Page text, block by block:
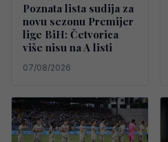
Poznata lista sudija za
novu sezonu Premijer
lige BiH: Četvorica
više nisu na A listi
07/08/2026